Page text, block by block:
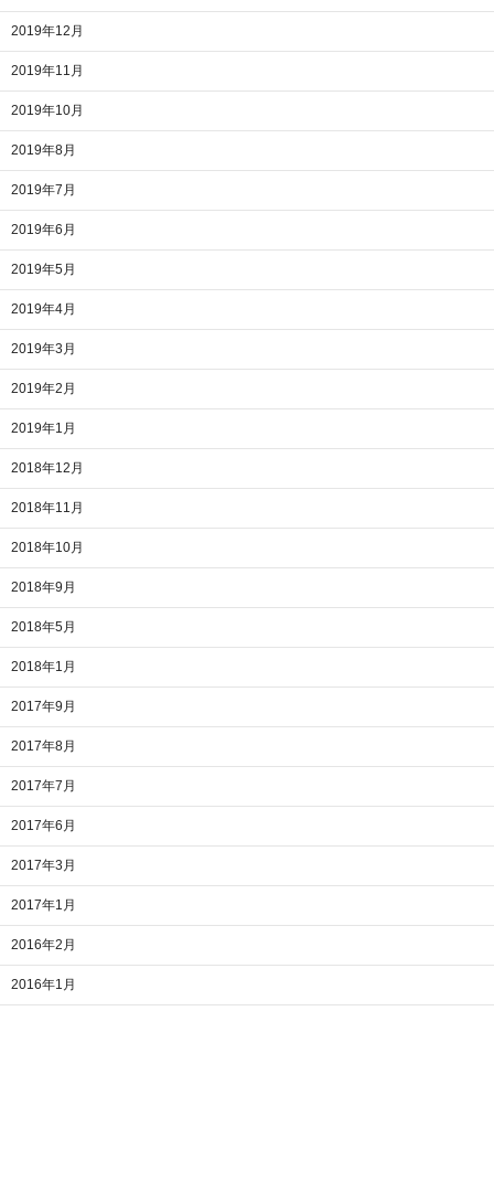
2019年12月
2019年11月
2019年10月
2019年8月
2019年7月
2019年6月
2019年5月
2019年4月
2019年3月
2019年2月
2019年1月
2018年12月
2018年11月
2018年10月
2018年9月
2018年5月
2018年1月
2017年9月
2017年8月
2017年7月
2017年6月
2017年3月
2017年1月
2016年2月
2016年1月